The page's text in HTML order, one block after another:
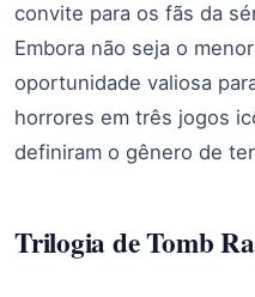
convite para os fãs da
Embora não seja o
oportunidade valiosa
horrores em três jogos
definiram o gênero de
Trilogia de Tomb